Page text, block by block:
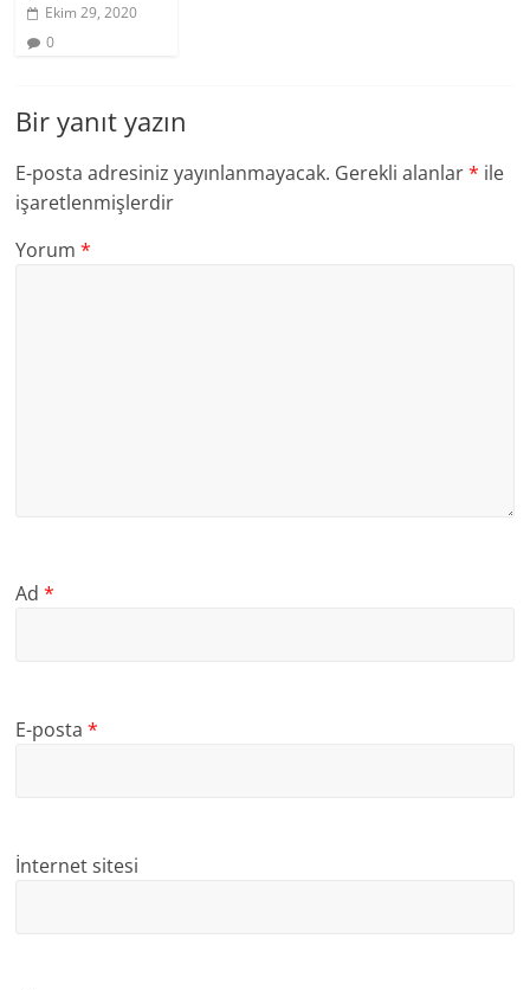
Ekim 29, 2020
0
Bir yanıt yazın
E-posta adresiniz yayınlanmayacak. Gerekli alanlar* ile
işaretlenmişlerdir
Yorum*
Ad*
E-posta*
İnternet sitesi